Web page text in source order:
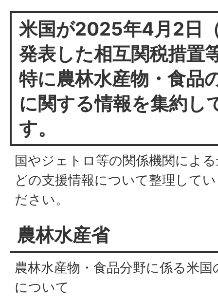
米国が2025年4月2日
発表した相互関税措置
特に農林水産物・食品
に関する情報を集約し
す。
国やジェトロ等の関係機関によ
どの支援情報について整理して
ださい。
農林水産省
農林水産物・食品分野に係る米
について